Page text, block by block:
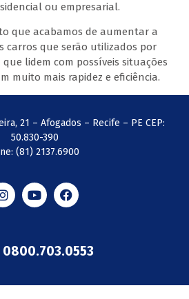
ou empresarial.
que acabamos de aumentar a
carros que serão utilizados por
lidem com possíveis situações
muito mais rapidez e eficiência.
21 – Afogados – Recife – PE CEP:
50.830-390
(81) 2137.6900
0800.703.0553